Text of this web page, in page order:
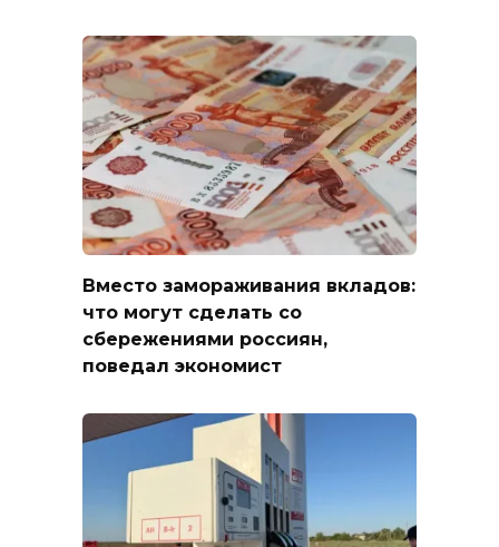
Вместо замораживания вкладов:
что могут сделать со
сбережениями россиян,
поведал экономист